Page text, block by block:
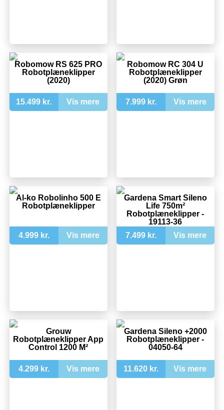
Robomow RS 625 PRO
Robotplæneklipper
(2020)
15.499 kr. Vis mere
Robomow RC 304 U
Robotplæneklipper
(2020) Grøn
7.999 kr. Vis mere
Al-ko Robolinho 500 E
Robotplæneklipper
4.999 kr. Vis mere
Gardena Smart Sileno
Life 750m²
Robotplæneklipper -
19113-36
7.499 kr.
Vis mere
Grouw
Robotplæneklipper App
Control 1200 M²
4.299 kr. Vis mere
Gardena Sileno +2000
Robotplæneklipper -
04050-64
11.620 kr. Vis mere